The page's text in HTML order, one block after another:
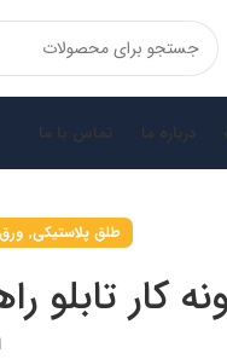
درباره ما تماس با ما
طلق پلاستیکی,
کار تابلو